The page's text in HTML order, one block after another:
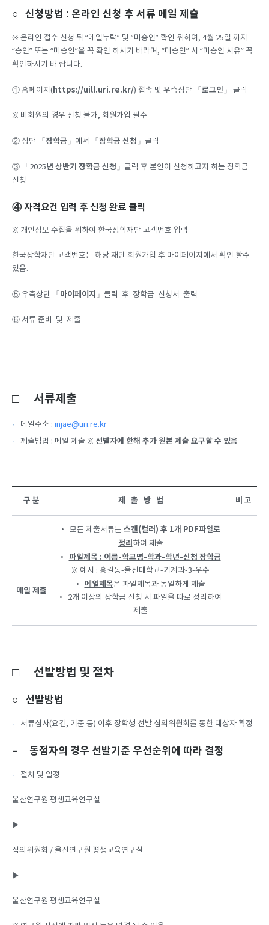
○ 신청방법 : 온라인 신청 후 서류 메일 제출
※ 온라인 접수 신청 뒤 “메일누락” 및 “미승인” 확인 위하여, 4월 25일 까지
“승인” 또는 “미승인”을 꼭 확인 하시기 바라며, “미승인” 시 “미승인 사유” 꼭
확인하시기 바 랍니다.
① 홈페이지( https://uill.uri.re.kr/) 접속 및 우측상단 「 로그인」 클릭
※ 비회원의 경우 신청 불가, 회원가입 필수
② 상단 「 장학금」에서 「 장학금 신청」클릭
③ 「2025년 상반기 장학금 신청」클릭 후 본인이 신청하고자 하는 장학금
신청
④ 자격요건 입력 후 신청 완료 클릭
※ 개인정보 수집을 위하여 한국장학재단 고객번호 입력
한국장학재단 고객번호는 해당 재단 회원가입 후 마이페이지에서 확인 할수
있음.
⑤ 우측상단 「 마이페이지 」클릭 후 장학금 신청서 출력
⑥ 서류 준비 및 제출
□ 서류제출
메일주소 :injae@uri.re.kr
제출방법 : 메일 제출 ※ 선발자에 한해 추가 원본 제출 요구할 수 있음
구 분 제 출 방 법 비 고
메일 제출
• 모든 제출서류는 스캔(컬러) 후 1개 PDF파일로
정리 하여 제출
• 파일제목 : 이름-학교명-학과-학년-신청 장학금
※ 예시 : 홍길동-울산대학교-기계과-3-우수
• 메일제목은 파일제목과 동일하게 제출
• 2개 이상의 장학금 신청 시 파일을 따로 정리하여
제출
□ 선발방법 및 절차
○ 선발방법
서류심사(요건, 기준 등) 이후 장학생 선발 심의위원회를 통한 대상자 확정
– 동점자의 경우 선발기준 우선순위에 따라 결정
절차 및 일정
울산연구원 평생교육연구실
▶
심의위원회 / 울산연구원 평생교육연구실
▶
울산연구원 평생교육연구실